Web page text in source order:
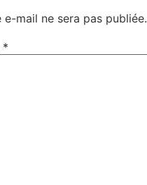
e-mail ne sera pas publiée.
*